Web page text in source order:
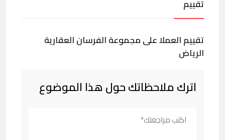
تقييم
تقييم العملا على مجموعة الفرسان العقارية
الرياض
اترك ملاحظاتك حول هذا الموضوع